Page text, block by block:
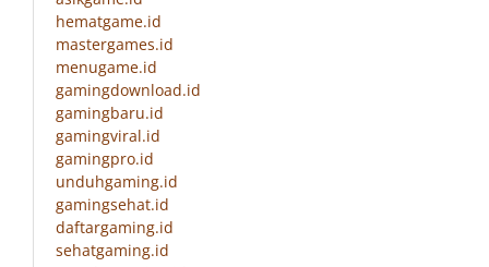
hematgame.id
mastergames.id
menugame.id
gamingdownload.id
gamingbaru.id
gamingviral.id
gamingpro.id
unduhgaming.id
gamingsehat.id
daftargaming.id
sehatgaming.id